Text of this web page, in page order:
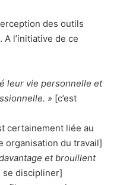
des outils
l’initiative de ce
leur vie personnelle et
» [c’est
certainement liée au
organisation du travail]
et brouillent
se discipliner]